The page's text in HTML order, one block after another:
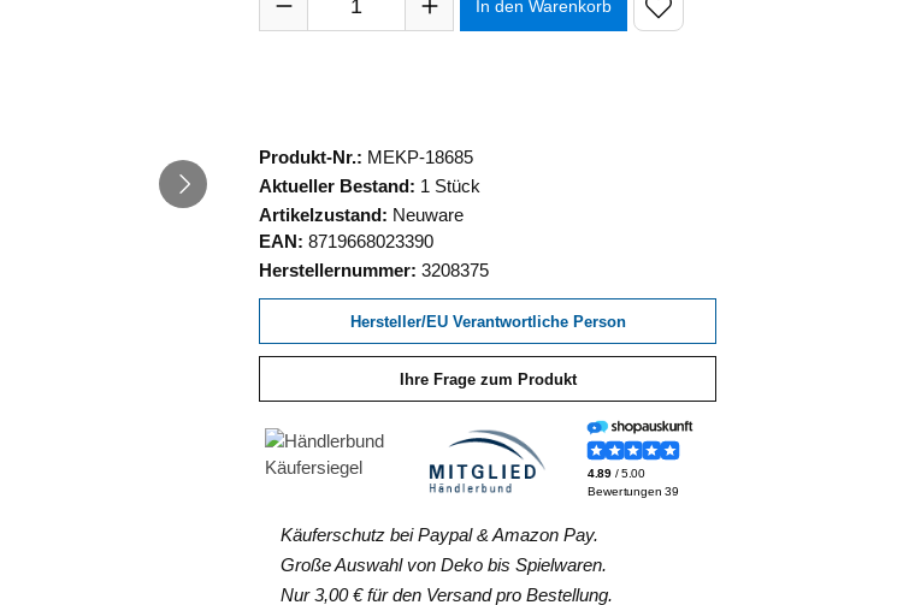
In den Warenkorb
Produkt-Nr.: MEKP-18685
Aktueller Bestand: 1 Stück
Artikelzustand: Neuware
EAN: 8719668023390
Herstellernummer: 3208375
Hersteller/EU Verantwortliche Person
Ihre Frage zum Produkt
Käuferschutz bei Paypal & Amazon Pay.
Große Auswahl von Deko bis Spielwaren.
Nur 3,00 € für den Versand pro Bestellung.